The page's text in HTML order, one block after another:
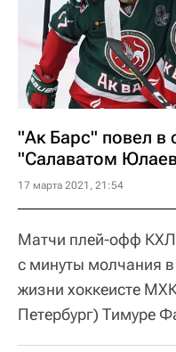
"Ак Барс" повел
"Салаватом
17 марта 2021, 21:54
Матчи плей-офф КХЛ
с минуты молчания
жизни хоккеисте
Петербург) Тимуре